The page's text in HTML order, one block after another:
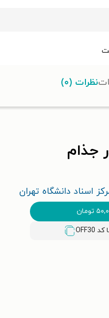
جذام
اسناد دانشگاه تهران
تومان
OFF30
نظرات (۰)